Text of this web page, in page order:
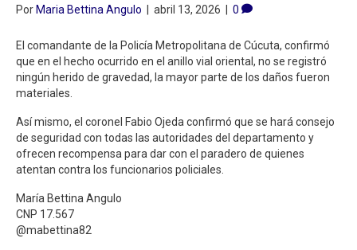
Por Maria Bettina Angulo abril 13, 2026 0
El comandante de la Policía Metropolitana de Cúcuta, confirmó
que en el hecho ocurrido en el anillo vial oriental, no se registró
ningún herido de gravedad, la mayor parte de los daños fueron
materiales.
Así mismo, el coronel Fabio Ojeda confirmó que se hará consejo
de seguridad con todas las autoridades del departamento y
ofrecen recompensa para dar con el paradero de quienes
atentan contra los funcionarios policiales.
María Bettina Angulo
CNP 17.567
@mabettina82